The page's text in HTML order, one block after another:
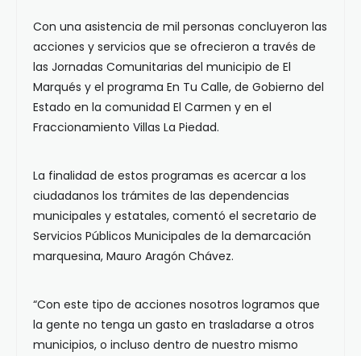
Con una asistencia de mil personas concluyeron las
acciones y servicios que se ofrecieron a través de
las Jornadas Comunitarias del municipio de El
Marqués y el programa En Tu Calle, de Gobierno del
Estado en la comunidad El Carmen y en el
Fraccionamiento Villas La Piedad.
La finalidad de estos programas es acercar a los
ciudadanos los trámites de las dependencias
municipales y estatales, comentó el secretario de
Servicios Públicos Municipales de la demarcación
marquesina, Mauro Aragón Chávez.
“Con este tipo de acciones nosotros logramos que
la gente no tenga un gasto en trasladarse a otros
municipios, o incluso dentro de nuestro mismo